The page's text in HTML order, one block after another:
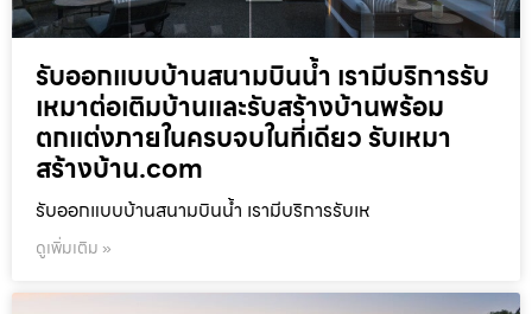
รับออกแบบบ้านสนามบินน้ำ เรามีบริการรับ
เหมาต่อเติมบ้านและรับสร้างบ้านพร้อม
ตกแต่งภายในครบจบในที่เดียว รับเหมา
สร้างบ้าน.com
รับออกแบบบ้านสนามบินน้ำ เรามีบริการรับเห
ดูเพิ่มเติม »